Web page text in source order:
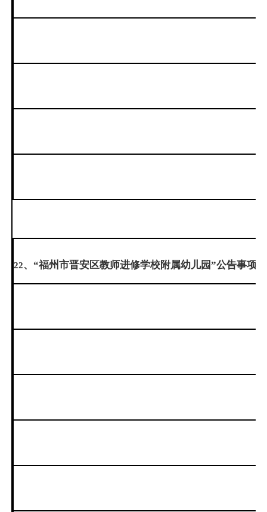
22、“福州市晋安区教师进修学校附属幼儿园”公告事项：